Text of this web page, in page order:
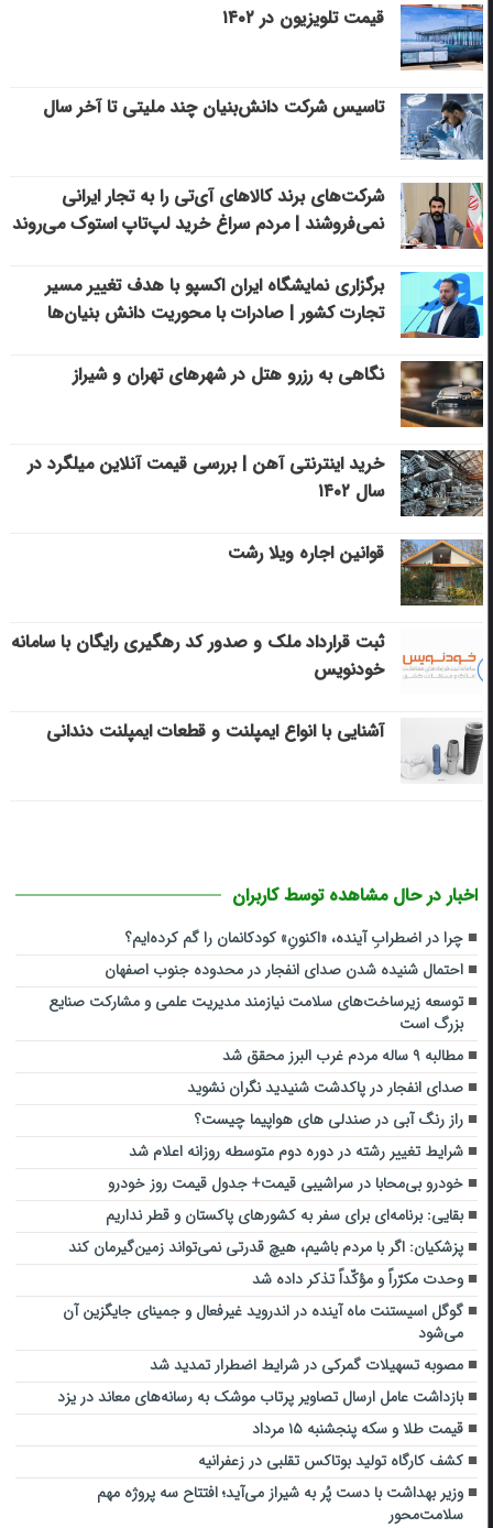
قیمت تلویزیون در ۱۴۰۲
تاسیس شرکت دانش‌بنیان چند ملیتی تا آخر سال
شرکت‌های برند کالاهای آی‌تی را به تجار ایرانی
نمی‌فروشند | مردم سراغ خرید لپ‌تاپ استوک می‌روند
برگزاری نمایشگاه ایران اکسپو با هدف تغییر مسیر
تجارت کشور | صادرات با محوریت دانش بنیان‌ها
نگاهی به رزرو هتل در شهرهای تهران و شیراز
خرید اینترنتی آهن | بررسی قیمت آنلاین میلگرد در
سال ۱۴۰۲
قوانین اجاره ویلا رشت
ثبت قرارداد ملک و صدور کد رهگیری رایگان با سامانه
خودنویس
آشنایی با انواع ایمپلنت و قطعات ایمپلنت دندانی
اخبار در حال مشاهده توسط کاربران
چرا در اضطرابِ آینده، «اکنونِ» کودکانمان را گم کرده‌ایم؟
احتمال شنیده شدن صدای انفجار در محدوده جنوب اصفهان
توسعه زیرساخت‌های سلامت نیازمند مدیریت علمی و مشارکت صنایع
بزرگ است
مطالبه ۹ ساله مردم غرب البرز محقق شد
صدای انفجار در پاکدشت شنیدید نگران نشوید
راز رنگ آبی در صندلی های هواپیما چیست؟
شرایط تغییر رشته در دوره دوم متوسطه روزانه اعلام شد
خودرو بی‌محابا در سراشیبی قیمت+ جدول قیمت روز خودرو
بقایی: برنامه‌ای برای سفر به کشورهای پاکستان و قطر نداریم
پزشکیان: اگر با مردم باشیم، هیچ قدرتی نمی‌تواند زمین‌گیرمان کند
وحدت مکرّراً و مؤکّداً تذکر داده شد
گوگل اسیستنت ماه آینده در اندروید غیرفعال و جمینای جایگزین آن
می‌شود
مصوبه تسهیلات گمرکی در شرایط اضطرار تمدید شد
بازداشت عامل ارسال تصاویر پرتاب موشک به رسانه‌های معاند در یزد
قیمت طلا و سکه پنجشنبه ۱۵ مرداد
کشف کارگاه تولید بوتاکس تقلبی در زعفرانیه
وزیر بهداشت با دست پُر به شیراز می‌آید؛ افتتاح سه پروژه مهم
سلامت‌محور